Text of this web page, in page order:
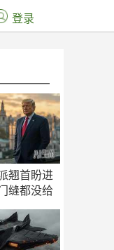
翘首盼进
缝都没给
登录